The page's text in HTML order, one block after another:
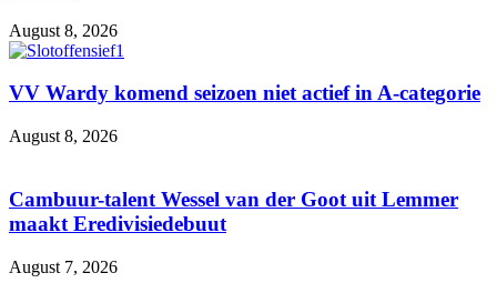
August 8, 2026
VV Wardy komend seizoen niet actief in A-categorie
August 8, 2026
Cambuur-talent Wessel van der Goot uit Lemmer
maakt Eredivisiedebuut
August 7, 2026